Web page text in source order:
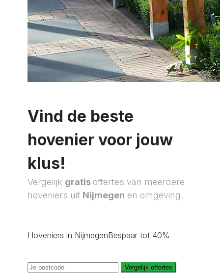
Vind de beste
hovenier voor jouw
klus!
Vergelijk gratis offertes van meerdere
hoveniers uit Nijmegen en omgeving.
Hoveniers in NijmegenBespaar tot 40%
Vergelijk offertes